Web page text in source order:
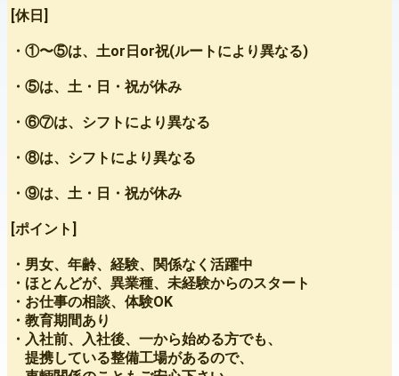
[休日]
・①〜⑤は、土or日or祝(ルートにより異なる)
・⑤は、土・日・祝が休み
・⑥⑦は、シフトにより異なる
・⑧は、シフトにより異なる
・⑨は、土・日・祝が休み
[ポイント]
・男女、年齢、経験、関係なく活躍中
・ほとんどが、異業種、未経験からのスタート
・お仕事の相談、体験OK
・教育期間あり
・入社前、入社後、一から始める方でも、
提携している整備工場があるので、